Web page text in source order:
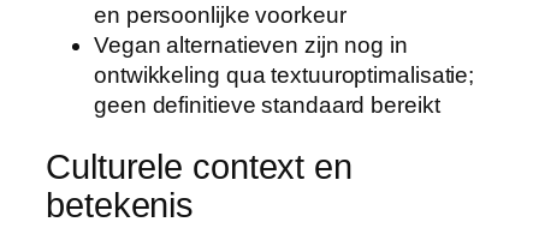
en persoonlijke voorkeur
Vegan alternatieven zijn nog in
ontwikkeling qua textuuroptimalisatie;
geen definitieve standaard bereikt
Culturele context en
betekenis